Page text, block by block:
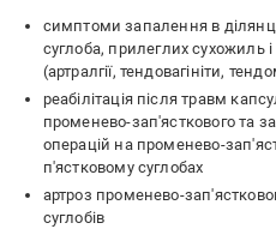
симптоми запалення в
суглоба, прилеглих сухожиль
(артралгії, тендовагініти,
реабілітація після травм
променево-зап'ясткового та
операцій на променево-
п'ястковому суглобах
артроз променево-
суглобів